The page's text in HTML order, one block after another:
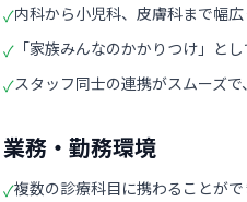
✓内科から小児科、皮膚科まで幅
✓ 「家族みんなのかかりつけ」と
✓スタッフ同士の連携がスムーズ
業務・勤務環境
✓複数の診療科目に携わることが